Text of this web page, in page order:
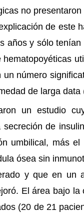
no
de este
años y sólo
número
de larga data
un estudio
de
umbilical, más
ósea sin
y que en un
El área bajo
(20 de 21